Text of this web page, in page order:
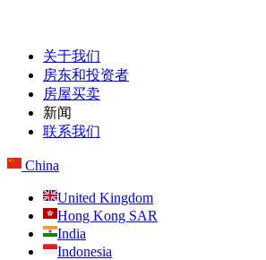
关于我们
房东和投资者
房屋买卖
新闻
联系我们
China
United Kingdom
Hong Kong SAR
India
Indonesia